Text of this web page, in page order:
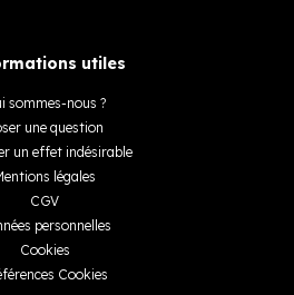
utiles
sommes-nous ?
une question
un effet indésirable
légales
CGV
personnelles
Cookies
Cookies